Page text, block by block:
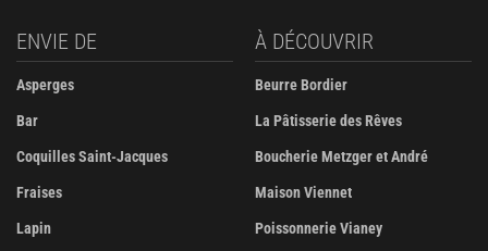
ENVIE DE
Asperges
Bar
Coquilles Saint-Jacques
Fraises
Lapin
À DÉCOUVRIR
Beurre Bordier
La Pâtisserie des Rêves
Boucherie Metzger et André
Maison Viennet
Poissonnerie Vianey